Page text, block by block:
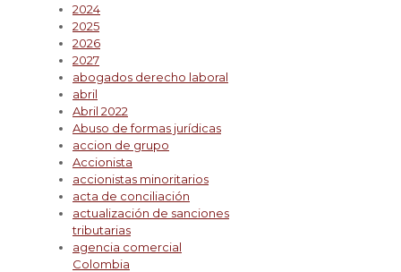
2024
2025
2026
2027
abogados derecho laboral
abril
Abril 2022
Abuso de formas jurídicas
accion de grupo
Accionista
accionistas minoritarios
acta de conciliación
actualización de sanciones
tributarias
agencia comercial
Colombia